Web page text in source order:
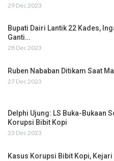
29 Dec 2023
Bupati Dairi Lantik 22 Kades,
Ganti…
28 Dec 2023
Ruben Nababan Ditikam Saat
27 Dec 2023
Delphi Ujung: LS Buka-Bukaan
Korupsi Bibit Kopi
23 Dec 2023
Kasus Korupsi Bibit Kopi, Kejari